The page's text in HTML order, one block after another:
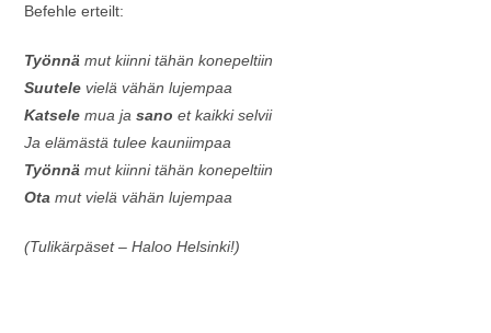
Befehle erteilt:
Työnnä mut kiinni tähän konepeltiin
Suutele vielä vähän lujempaa
Katsele mua jasano et kaikki selvii
Ja elämästä tulee kauniimpaa
Työnnä mut kiinni tähän konepeltiin
Ota mut vielä vähän lujempaa
(Tulikärpäset – Haloo Helsinki!)